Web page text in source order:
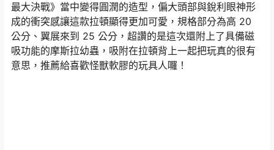
最大決戰》當中變得圓潤的造型，偏大頭部與銳利眼神形
成的衝突感讓這款拉頓顯得更加可愛，規格部分為高 20
公分、翼展來到 25 公分，超讚的是這次還附上了具備磁
吸功能的摩斯拉幼蟲，吸附在拉頓背上一起把玩真的很有
意思，推薦給喜歡怪獸軟膠的玩具人囉！